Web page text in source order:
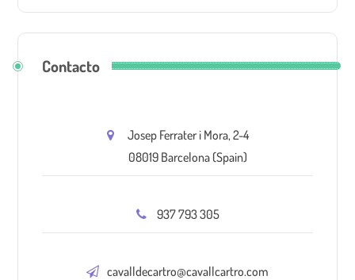
Contacto
Josep Ferrater i Mora, 2-4
08019 Barcelona (Spain)
937 793 305
cavalldecartro@cavallcartro.com